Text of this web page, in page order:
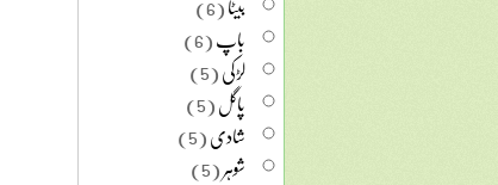
باپ(6)
لڑکی(5)
پاگل(5)
شادی(5)
شوہر(5)